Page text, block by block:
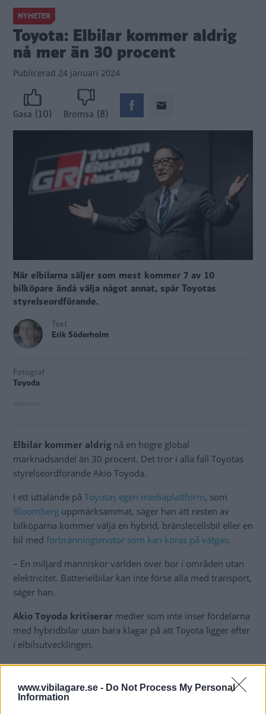
www.vibilagare.se - Do Not Process My Personal
Information
NYHETER
Toyota: Elbilar kommer aldrig
nå mer än 30 procent
Publicerad 24 januari 2024
Gasa (10) Bromsa (8)
När elbilarna säljer som mest kommer 7 av 10
bilköpare ändå välja något annat, spår Toyotas
styrelseordförande.
Text
Erik Söderholm
Fotograf
Toyoda
Elbilar kommer aldrig nå en högre global
marknadsandel än 30 procent. Det tror i alla fall Toyotas
styrelseordförande Akio Toyoda.
I ett uttalande på Toyotas egen mediaplattform, som
Bloomberg uppmärksammat, säger han att resten av
bilköparna kommer välja en hybrid, bränslecellsbil eller en
bil med förbränningsmotor som kan köras på vätgas.
– En miljard människor världen över bor i områden utan
elektricitet. Batterielbilar kan inte förse alla med transport,
säger han.
Akio Toyoda kritiserar medier som inte inser fördelarna
med hybridbilar utan bara klagar på att Toyota ligger efter
i elbilsutvecklingen.
– Det viktiga är inte att byta till batterieldrift eller en
bränslecellsbil. Det är koldioxid som är fienden. Så låt oss
alla fundera på hur vi kan minska koldioxidutsläppen